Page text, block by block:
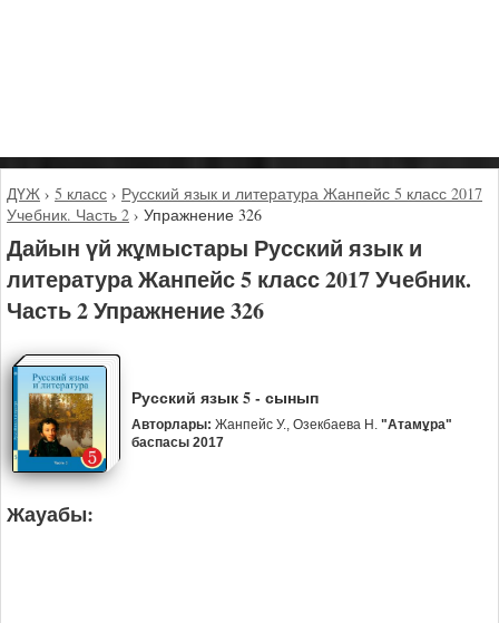
ДҮЖ › 5 класс › Русский язык и литература Жанпейс 5 класс 2017
Учебник. Часть 2 › Упражнение 326
Дайын үй жұмыстары Русский язык и
литература Жанпейс 5 класс 2017 Учебник.
Часть 2 Упражнение 326
Русский язык 5 - сынып
Авторлары: Жанпейс У., Озекбаева Н. "Атамұра"
баспасы 2017
Жауабы: